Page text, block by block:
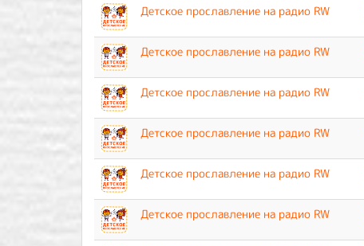
Детское прославление на радио RW
Детское прославление на радио RW
Детское прославление на радио RW
Детское прославление на радио RW
Детское прославление на радио RW
Детское прославление на радио RW